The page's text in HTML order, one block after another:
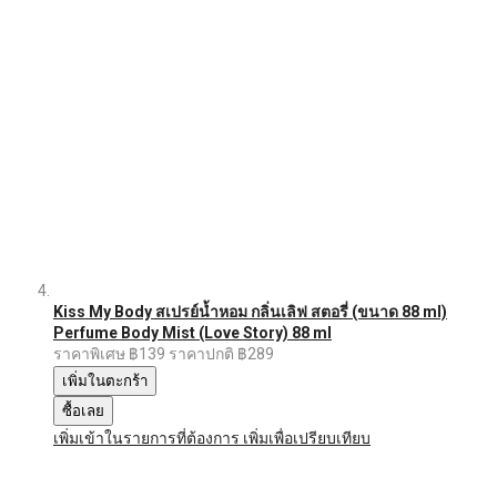
Kiss My Body สเปรย์น้ำหอม กลิ่นเลิฟ สตอรี่ (ขนาด 88 ml)
Perfume Body Mist (Love Story) 88 ml
ราคาพิเศษ ฿139 ราคาปกติ ฿289
เพิ่มในตะกร้า
ซื้อเลย
เพิ่มเข้าในรายการที่ต้องการ เพิ่มเพื่อเปรียบเทียบ